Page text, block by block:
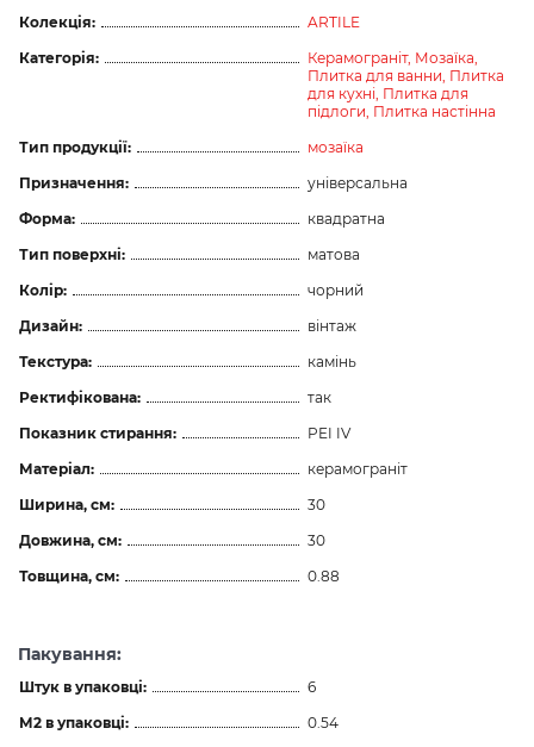
Колекція:
ARTILE
Категорія:
Керамограніт, Мозаїка,
Плитка для ванни, Плитка
для кухні, Плитка для
підлоги, Плитка настінна
Тип продукції:
мозаїка
Призначення:
універсальна
Форма:
квадратна
Тип поверхні:
матова
Колір:
чорний
Дизайн:
вінтаж
Текстура:
камінь
Ректифікована:
так
Показник стирання:
PEI IV
Матеріал:
керамограніт
Ширина, см:
30
Довжина, см:
30
Товщина, см:
0.88
Пакування:
Штук в упаковці:
6
М2 в упаковці:
0.54